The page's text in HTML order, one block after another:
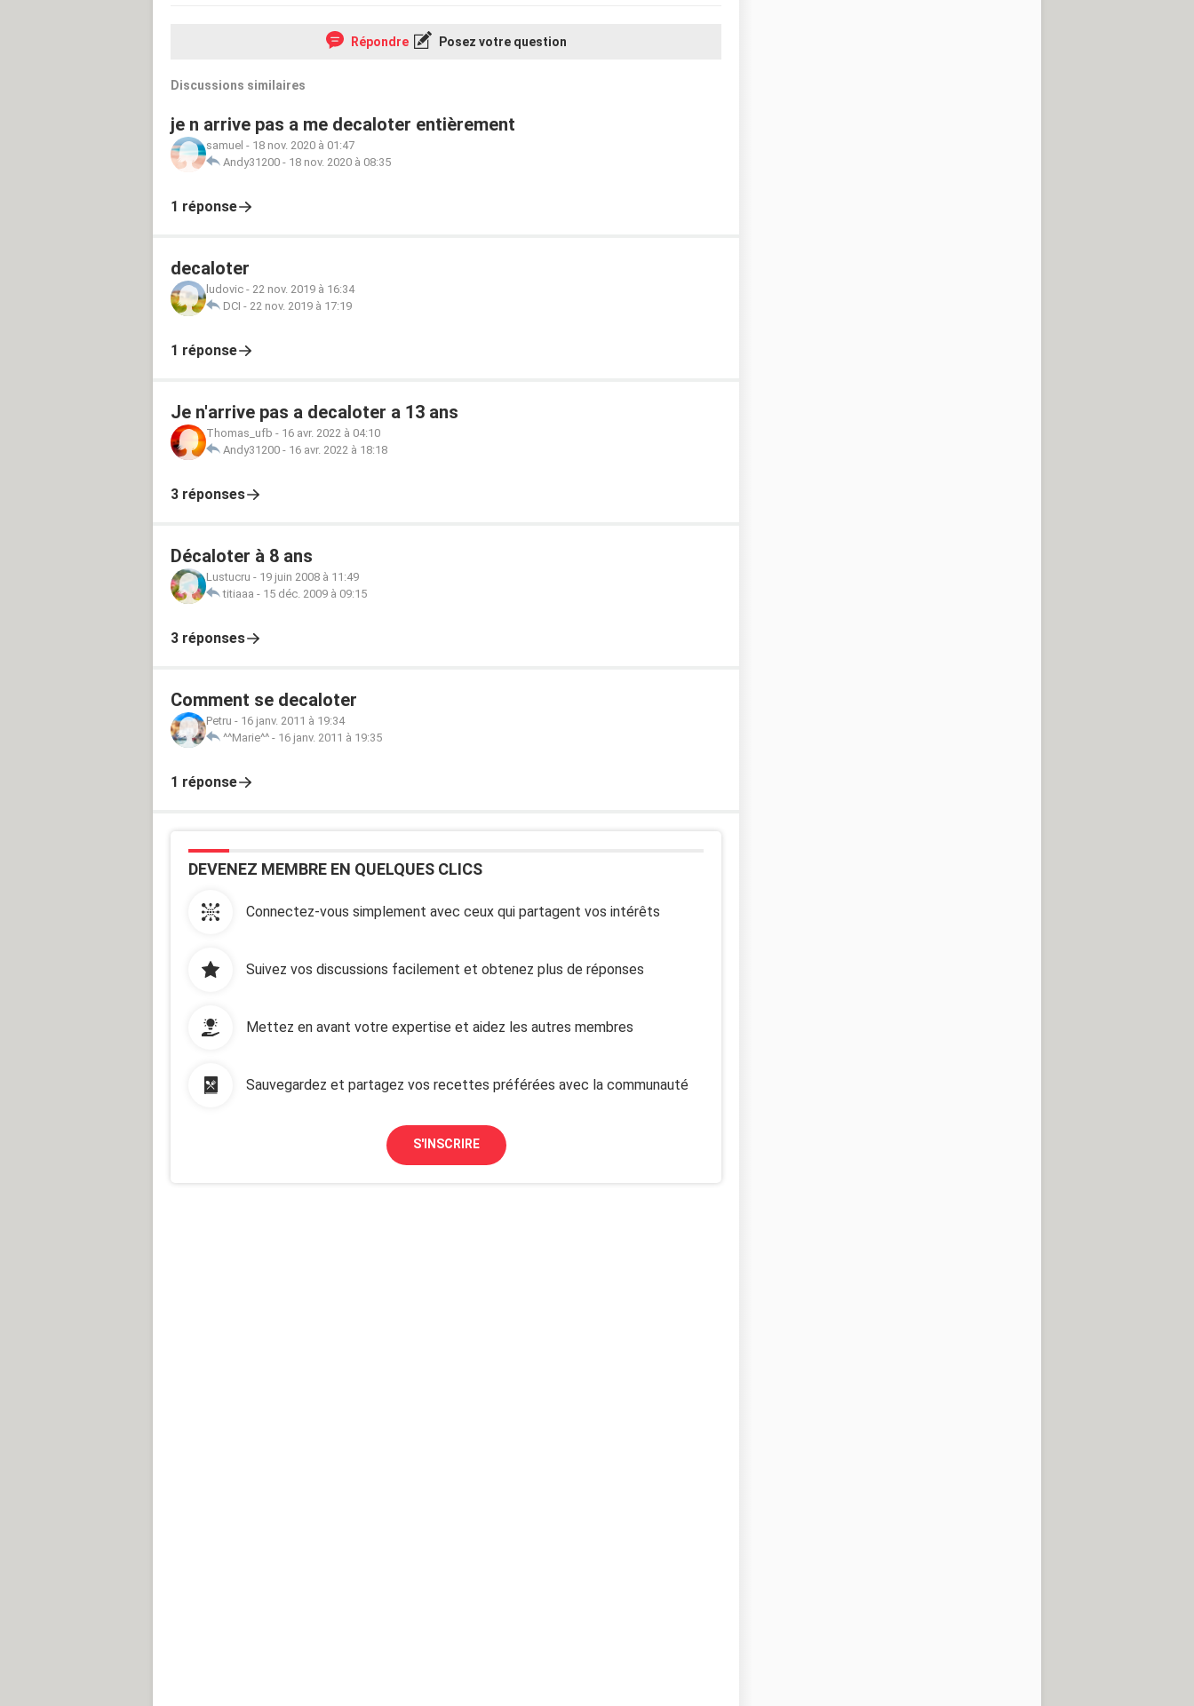
Répondre Posez votre question
Discussions similaires
je n arrive pas a me decaloter entièrement
samuel - 18 nov. 2020 à 01:47
Andy31200 - 18 nov. 2020 à 08:35
1 réponse
decaloter
ludovic - 22 nov. 2019 à 16:34
DCI - 22 nov. 2019 à 17:19
1 réponse
Je n'arrive pas a decaloter a 13 ans
Thomas_ufb - 16 avr. 2022 à 04:10
Andy31200 - 16 avr. 2022 à 18:18
3 réponses
Décaloter à 8 ans
Lustucru - 19 juin 2008 à 11:49
titiaaa - 15 déc. 2009 à 09:15
3 réponses
Comment se decaloter
Petru - 16 janv. 2011 à 19:34
^^Marie^^ - 16 janv. 2011 à 19:35
1 réponse
DEVENEZ MEMBRE EN QUELQUES CLICS
Connectez-vous simplement avec ceux qui partagent vos intérêts
Suivez vos discussions facilement et obtenez plus de réponses
Mettez en avant votre expertise et aidez les autres membres
Sauvegardez et partagez vos recettes préférées avec la communauté
S'INSCRIRE